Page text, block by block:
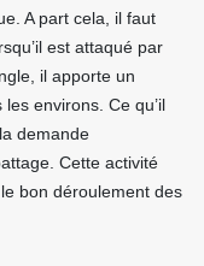
A part cela, il faut
est attaqué par
il apporte un
environs. Ce qu’il
demande
Cette activité
bon déroulement des